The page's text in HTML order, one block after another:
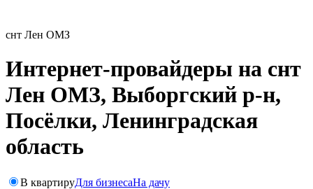
снт Лен ОМЗ
Интернет-провайдеры на снт
Лен ОМЗ, Выборгский р-н,
Посёлки, Ленинградская
область
В квартируДля бизнесаНа дачу